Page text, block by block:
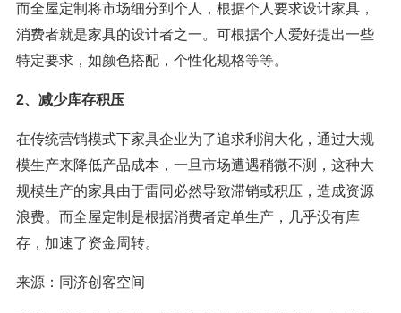
而全屋定制将市场细分到个人，根据个人要求设计家具，
消费者就是家具的设计者之一。可根据个人爱好提出一些
特定要求，如颜色搭配，个性化规格等等。
2、减少库存积压
在传统营销模式下家具企业为了追求利润大化，通过大规
模生产来降低产品成本，一旦市场遭遇稍微不测，这种大
规模生产的家具由于雷同必然导致滞销或积压，造成资源
浪费。而全屋定制是根据消费者定单生产，几乎没有库
存，加速了资金周转。
来源：同济创客空间